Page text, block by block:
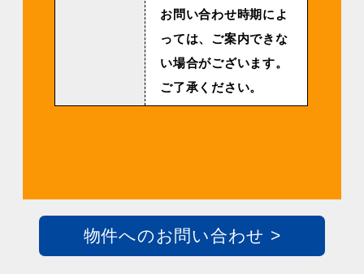
お問い合わせ時期によ
っては、ご案内できな
い場合がございます。
ご了承ください。
物件へのお問い合わせ >